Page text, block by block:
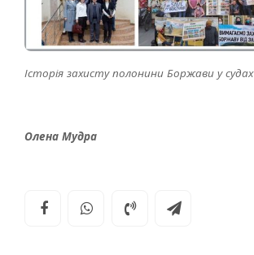
Історія захисту полонини Боржави у судах
Олена Мудра